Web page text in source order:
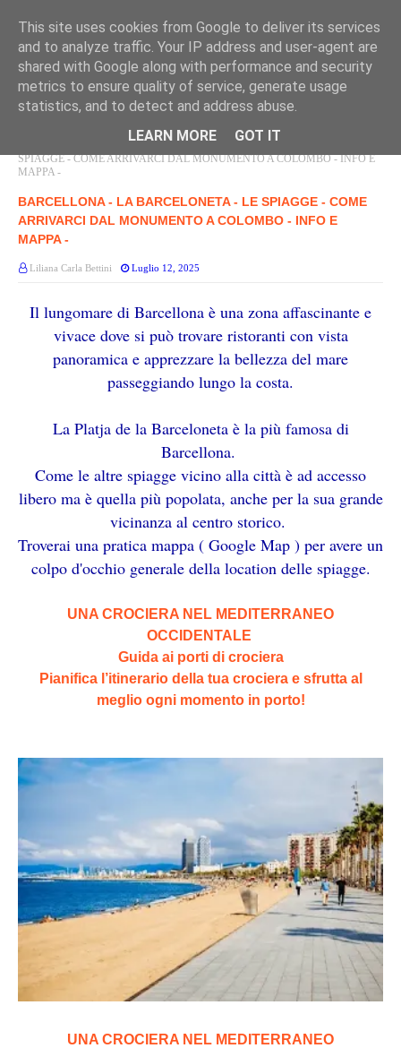
SPIAGGE - COME ARRIVARCI DAL MONUMENTO A COLOMBO - INFO E
MAPPA -
BARCELLONA - LA BARCELONETA - LE SPIAGGE - COME
ARRIVARCI DAL MONUMENTO A COLOMBO - INFO E
MAPPA -
Liliana Carla Bettini Luglio 12, 2025
Il lungomare di Barcellona è una zona affascinante e
vivace dove si può trovare ristoranti con vista
panoramica e apprezzare la bellezza del mare
passeggiando lungo la costa.
La Platja de la Barceloneta è la più famosa di
Barcellona.
Come le altre spiagge vicino alla città è ad accesso
libero ma è quella più popolata, anche per la sua grande
vicinanza al centro storico.
Troverai una pratica mappa ( Google Map ) per avere un
colpo d'occhio generale della location delle spiagge.
UNA CROCIERA NEL MEDITERRANEO
OCCIDENTALE
Guida ai porti di crociera
Pianifica l’itinerario della tua crociera e sfrutta al
meglio ogni momento in porto!
UNA CROCIERA NEL MEDITERRANEO
This site uses cookies from Google to deliver its services
and to analyze traffic. Your IP address and user-agent are
shared with Google along with performance and security
metrics to ensure quality of service, generate usage
statistics, and to detect and address abuse.
LEARN MORE
GOT IT